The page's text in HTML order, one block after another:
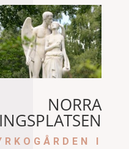
NORRA
I